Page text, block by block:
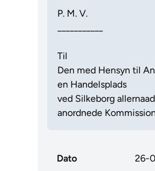
P. M. V.
Til
Den med Hensyn til
en Handelsplads
ved Silkeborg
anordnede
Dato 26-